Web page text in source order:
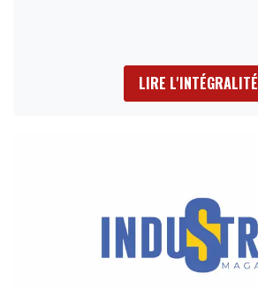
LIRE L'INTÉGRALITÉ